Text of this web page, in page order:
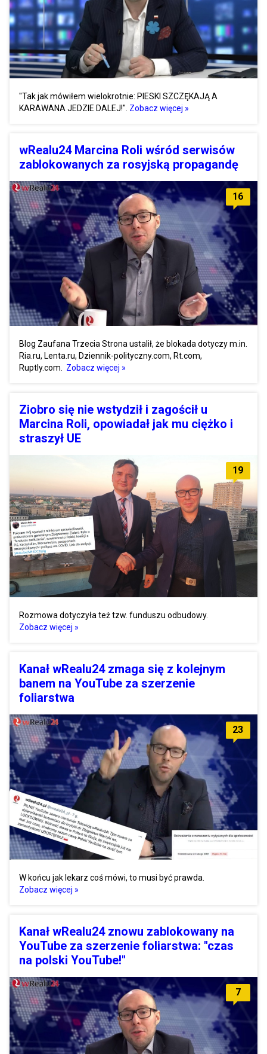
"Tak jak mówiłem wielokrotnie: PIESKI SZCZĘKAJĄ A
KARAWANA JEDZIE DALEJ!". Zobacz więcej »
wRealu24 Marcina Roli wśród serwisów
zablokowanych za rosyjską propagandę
16
Blog Zaufana Trzecia Strona ustalił, że blokada dotyczy m.in.
Ria.ru, Lenta.ru, Dziennik-polityczny.com, Rt.com,
Ruptly.com. Zobacz więcej »
Ziobro się nie wstydził i zagościł u
Marcina Roli, opowiadał jak mu ciężko i
straszył UE
19
Rozmowa dotyczyła też tzw. funduszu odbudowy.
Zobacz więcej »
Kanał wRealu24 zmaga się z kolejnym
banem na YouTube za szerzenie
foliarstwa
23
W końcu jak lekarz coś mówi, to musi być prawda.
Zobacz więcej »
Kanał wRealu24 znowu zablokowany na
YouTube za szerzenie foliarstwa: "czas
na polski YouTube!"
7